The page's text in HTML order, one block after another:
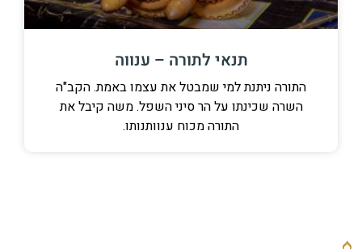
תנאי לתורה – ענווה
התורה ניתנת למי שמבטל את עצמו באמת. הקב"ה
השרה שכינתו על הר סיני השפל. משה קיבל את
התורה מכוח ענוותנותו.